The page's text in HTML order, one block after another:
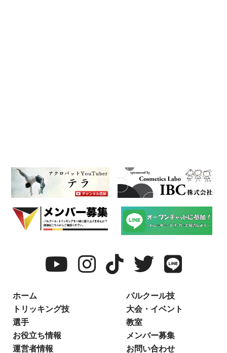
ホーム
パルクール技
トリッキング技
大会・イベント
選手
教室
お役立ち情報
メンバー募集
運営者情報
お問い合わせ